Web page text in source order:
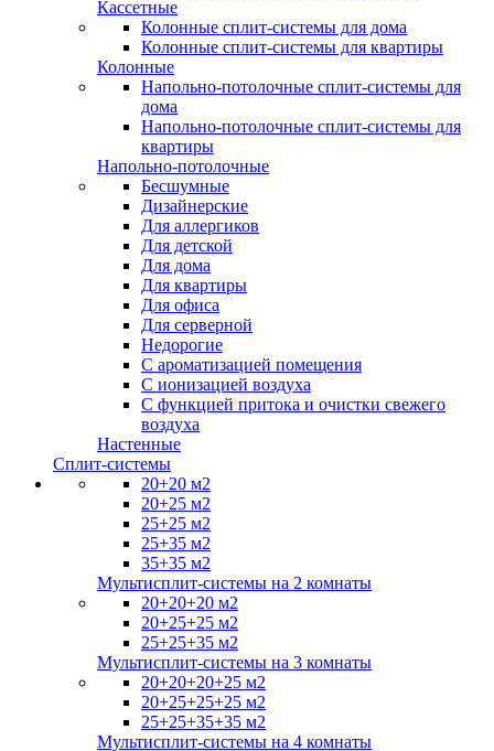
Кассетные
Колонные сплит-системы для дома
Колонные сплит-системы для квартиры
Колонные
Напольно-потолочные сплит-системы для
дома
Напольно-потолочные сплит-системы для
квартиры
Напольно-потолочные
Бесшумные
Дизайнерские
Для аллергиков
Для детской
Для дома
Для квартиры
Для офиса
Для серверной
Недорогие
С ароматизацией помещения
С ионизацией воздуха
С функцией притока и очистки свежего
воздуха
Настенные
Сплит-системы
20+20 м2
20+25 м2
25+25 м2
25+35 м2
35+35 м2
Мультисплит-системы на 2 комнаты
20+20+20 м2
20+25+25 м2
25+25+35 м2
Мультисплит-системы на 3 комнаты
20+20+20+25 м2
20+25+25+25 м2
25+25+35+35 м2
Мультисплит-системы на 4 комнаты